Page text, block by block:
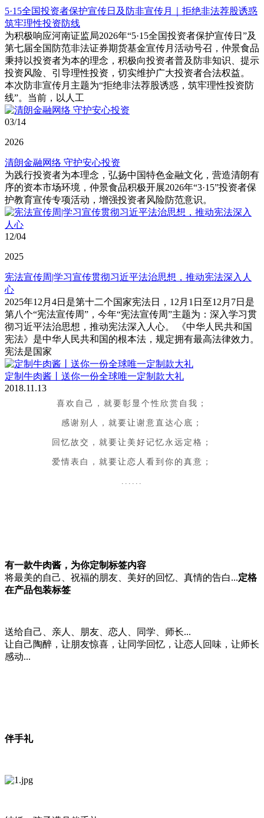
5·15全国投资者保护宣传日及防非宣传月｜拒绝非法荐股诱惑
筑牢理性投资防线
为积极响应河南证监局2026年“5·15全国投资者保护宣传日”及
第七届全国防范非法证券期货基金宣传月活动号召，仲景食品
秉持以投资者为本的理念，积极向投资者普及防非知识、提示
投资风险、引导理性投资，切实维护广大投资者合法权益。
本次防非宣传月主题为“拒绝非法荐股诱惑，筑牢理性投资防
线”。当前，以人工
03/14
2026
清朗金融网络 守护安心投资
为践行投资者为本理念，弘扬中国特色金融文化，营造清朗有
序的资本市场环境，仲景食品积极开展2026年“3·15”投资者保
护教育宣传专项活动，增强投资者风险防范意识。
12/04
2025
宪法宣传周|学习宣传贯彻习近平法治思想，推动宪法深入人
心
2025年12月4日是第十二个国家宪法日，12月1日至12月7日是
第八个“宪法宣传周”，今年“宪法宣传周”主题为：深入学习贯
彻习近平法治思想，推动宪法深入人心。 《中华人民共和国
宪法》是中华人民共和国的根本法，规定拥有最高法律效力。
宪法是国家
定制牛肉酱丨送你一份全球唯一定制款大礼
2018.11.13
喜欢自己，就要彰显个性欣赏自我；
感谢别人，就要让谢意直达心底；
回忆故交，就要让美好记忆永远定格；
爱情表白，就要让恋人看到你的真意；
有一款牛肉酱，为你定制标签内容
将最美的自己、祝福的朋友、美好的回忆、真情的告白...定格
在产品包装标签
送给自己、亲人、朋友、恋人、同学、师长...
让自己陶醉，让朋友惊喜，让同学回忆，让恋人回味，让师长
感动...
伴手礼